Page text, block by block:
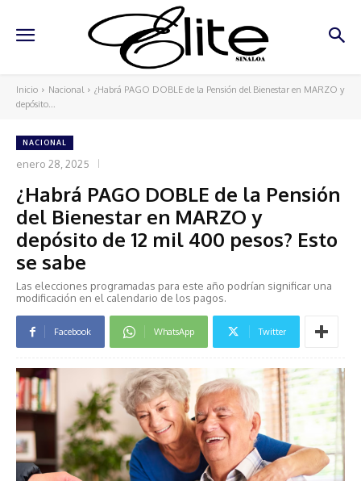
Inicio Nacional
¿Habrá PAGO DOBLE de la Pensión del Bienestar en MARZO y
depósito...
NACIONAL
enero 28, 2025
¿Habrá PAGO DOBLE de la Pensión
del Bienestar en MARZO y
depósito de 12 mil 400 pesos? Esto
se sabe
Las elecciones programadas para este año podrían significar una
modificación en el calendario de los pagos.
Facebook WhatsApp Twitter